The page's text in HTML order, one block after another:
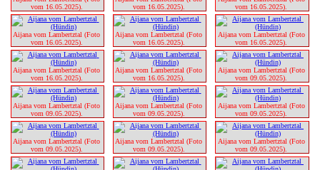
vom 16.05.2025).
vom 16.05.2025).
vom 16.05.2025).
Aijana vom Lambertztal (Foto
vom 16.05.2025).
Aijana vom Lambertztal (Foto
vom 16.05.2025).
Aijana vom Lambertztal (Foto
vom 16.05.2025).
Aijana vom Lambertztal (Foto
vom 16.05.2025).
Aijana vom Lambertztal (Foto
vom 16.05.2025).
Aijana vom Lambertztal (Foto
vom 09.05.2025).
Aijana vom Lambertztal (Foto
vom 09.05.2025).
Aijana vom Lambertztal (Foto
vom 09.05.2025).
Aijana vom Lambertztal (Foto
vom 09.05.2025).
Aijana vom Lambertztal (Foto
vom 09.05.2025).
Aijana vom Lambertztal (Foto
vom 09.05.2025).
Aijana vom Lambertztal (Foto
vom 09.05.2025).